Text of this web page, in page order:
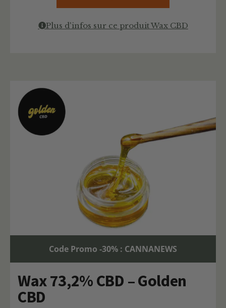
Plus d'infos sur ce produit Wax CBD
Code Promo -30% : CANNANEWS
Wax 73,2% CBD – Golden
CBD